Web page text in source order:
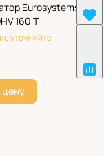
Eurosystems Z-
160 T
уточняйте
цену